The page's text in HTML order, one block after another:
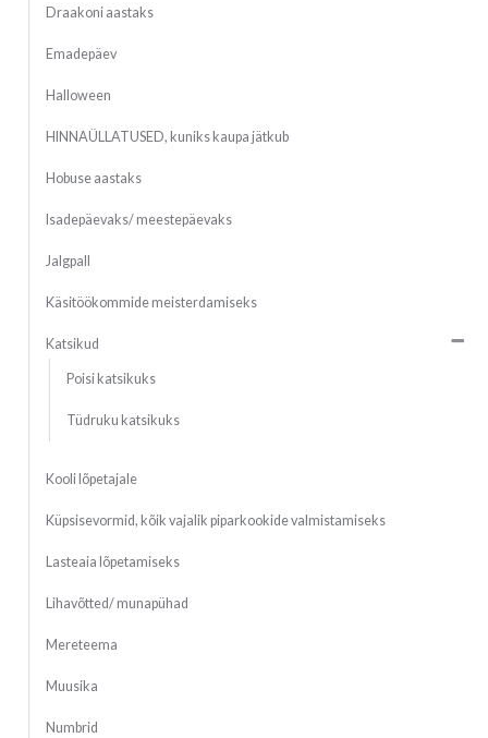
Draakoni aastaks
Emadepäev
Halloween
HINNAÜLLATUSED, kuniks kaupa jätkub
Hobuse aastaks
Isadepäevaks/ meestepäevaks
Jalgpall
Käsitöökommide meisterdamiseks
Katsikud
Poisi katsikuks
Tüdruku katsikuks
Kooli lõpetajale
Küpsisevormid, kõik vajalik piparkookide valmistamiseks
Lasteaia lõpetamiseks
Lihavõtted/ munapühad
Mereteema
Muusika
Numbrid